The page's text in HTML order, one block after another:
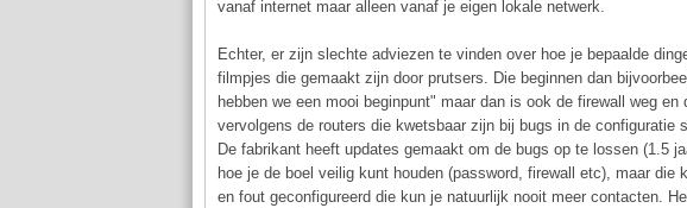
vanaf internet maar alleen vanaf je eigen lokale netwerk.
Echter, er zijn slechte adviezen te vinden over hoe je bepaalde
filmpjes die gemaakt zijn door prutsers. Die beginnen dan
hebben we een mooi beginpunt" maar dan is ook de firewall weg
vervolgens de routers die kwetsbaar zijn bij bugs in de configuratie
De fabrikant heeft updates gemaakt om de bugs op te lossen (1.5
hoe je de boel veilig kunt houden (password, firewall etc), maar die
en fout geconfigureerd die kun je natuurlijk nooit meer contacten.